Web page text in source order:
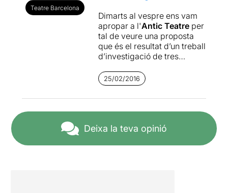
Teatre Barcelona
Dimarts al vespre ens vam
apropar a l'Antic Teatreper
tal de veure una proposta
que és el resultat d’un treball
d’investigació de tres
catalana i una italiana). La
idea original, textos i
dramatúrgia són deRakel
entre Barcelona i Gasteiz.
Erbeste és una dona amb
25/02/2016
Deixa la teva opinió